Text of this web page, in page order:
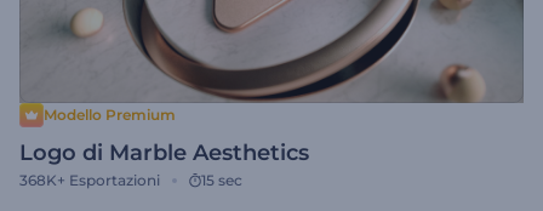
Modello Premium
Logo di Marble Aesthetics
368K+ Esportazioni 15 sec